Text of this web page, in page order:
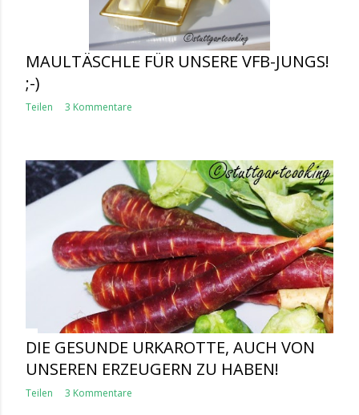
MAULTÄSCHLE FÜR UNSERE VFB-JUNGS!
;-)
Teilen 3 Kommentare
DIE GESUNDE URKAROTTE, AUCH VON
UNSEREN ERZEUGERN ZU HABEN!
Teilen 3 Kommentare